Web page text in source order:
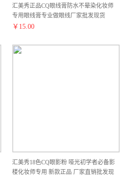
汇美秀正品CQ眼线膏防水不晕染化妆师
专用眼线膏专业做眼线厂家批发现货
￥ 15.00
汇美秀18色CQ眼影粉 哑光初学者必备影
楼化妆师专用 新款正品 厂家直销批发现